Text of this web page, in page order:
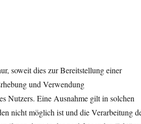
soweit dies zur Bereitstellung einer
und Verwendung
Nutzers. Eine Ausnahme gilt in solchen
nicht möglich ist und die Verarbeitung